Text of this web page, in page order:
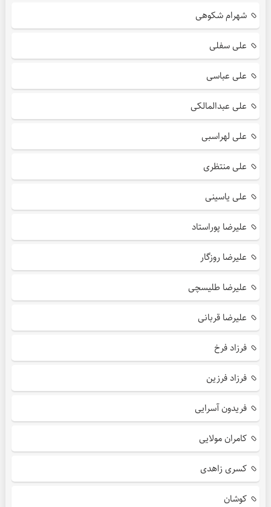
شهرام شکوهی
علی سفلی
علی عباسی
علی عبدالمالکی
علی لهراسبی
علی منتظری
علی یاسینی
علیرضا پوراستاد
علیرضا روزگار
علیرضا طلیسچی
علیرضا قربانی
فرزاد فرخ
فرزاد فرزین
فریدون آسرایی
کامران مولایی
کسری زاهدی
کوشان